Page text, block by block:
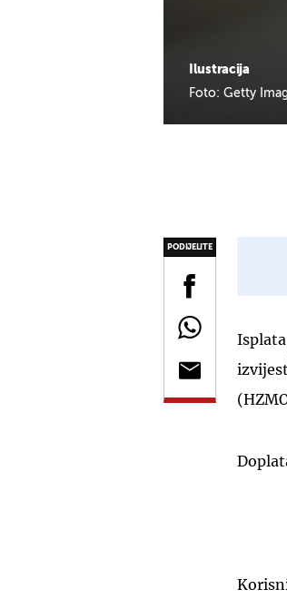
Ilustracija
Foto: Getty
PODIJELITE
Isplata